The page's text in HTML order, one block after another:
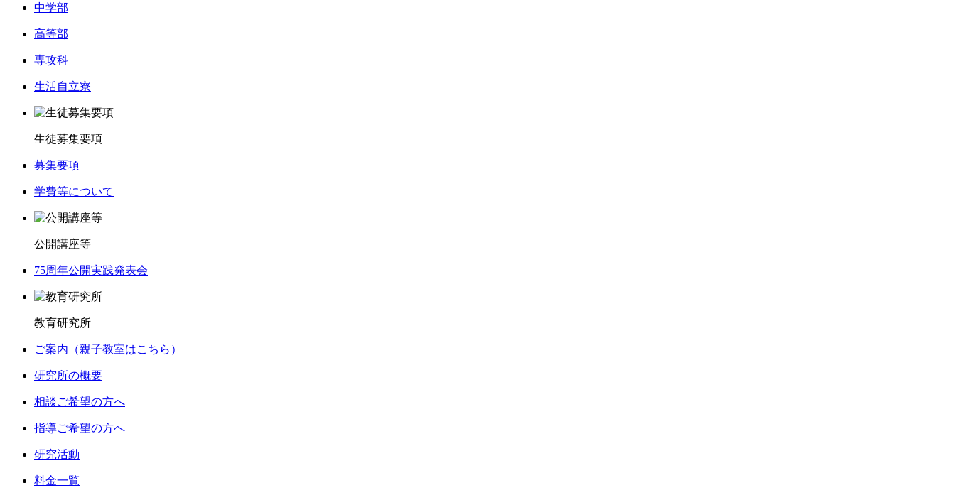
中学部
高等部
専攻科
生活自立寮
生徒募集要項
募集要項
学費等について
公開講座等
75周年公開実践発表会
教育研究所
ご案内（親子教室はこちら）
研究所の概要
相談ご希望の方へ
指導ご希望の方へ
研究活動
料金一覧